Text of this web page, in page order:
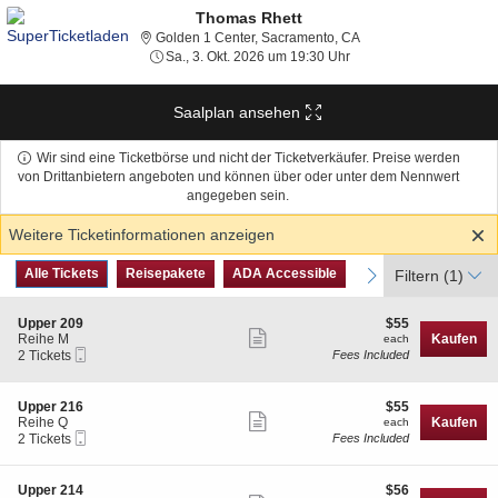
Thomas Rhett
Golden 1 Center, Sacramento, CAGolden 1 Center,
Sa., 3. Okt. 2026 um 19:30 UhrSa., 3. Okt. 2026 um
Saalplan ansehen
Wir sind eine Ticketbörse und nicht der Ticketverkäufer. Preise werden
von Drittanbietern angeboten und können über oder unter dem Nennwert
angegeben sein.
Weitere Ticketinformationen anzeigen
Art
des
previous
Alle Tickets
Alle Tickets Reisepakete
Reisepakete ADA Accessible
ADA Accessible next
Filtern (1)
S
e
c
i
o
n
U
p
p
r
Upper 209
Reihe M
2
available
2 Tickets
Ticketinformationen
anzeigen
$55
each
$55
each
Fees Included
Kaufen
S
e
c
i
o
Upper 216
Reihe Q
2
available
2 Tickets
Ticketinformationen
anzeigen
$55
each
$55
each
Fees Included
Kaufen
S
Upper 214
$56
$56